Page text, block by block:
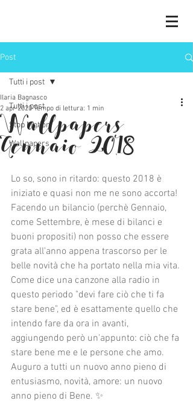
Post
Tutti i post
Stop Motion
Wallpapers
Tutti i post
Wallpapers
Gennaio 2018
Ilaria Bagnasco
2 apr 2020 Tempo di lettura: 1 min
Lo so, sono in ritardo: questo 2018 è
iniziato e quasi non me ne sono accorta!
Facendo un bilancio (perchè Gennaio,
come Settembre, è mese di bilanci e
buoni propositi) non posso che essere
grata all'anno appena trascorso per le
belle novità che ha portato nella mia vita.
Come dice una canzone alla radio in
questo periodo "devi fare ciò che ti fa
stare bene", ed è esattamente quello che
intendo fare da ora in avanti,
aggiungendo però un'appunto: ciò che fa
stare bene me e le persone che amo.
Auguro a tutti un nuovo anno pieno di
entusiasmo, novità, amore: un nuovo
anno pieno di Bene. ✨